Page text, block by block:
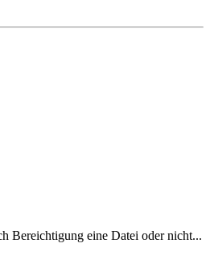
Bereichtigung eine Datei oder nicht...